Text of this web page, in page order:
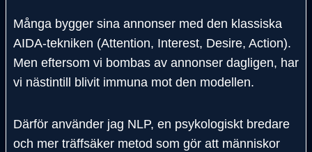
Många bygger sina annonser med den klassiska
AIDA-tekniken (Attention, Interest, Desire, Action).
Men eftersom vi bombas av annonser dagligen, har
vi nästintill blivit immuna mot den modellen.
Därför använder jag NLP, en psykologiskt bredare
och mer träffsäker metod som gör att människor